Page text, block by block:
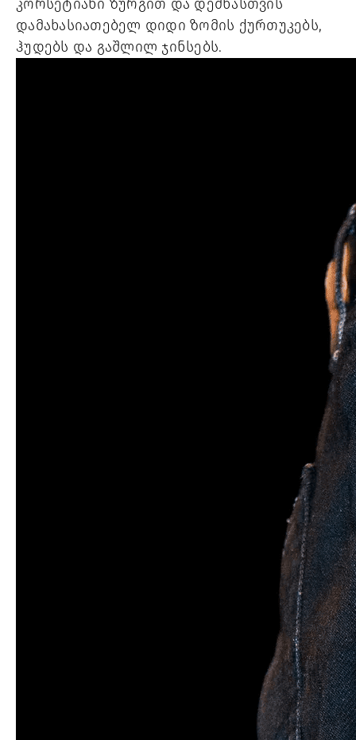
კორსეტიანი ზურგით და დემნასთვის
დამახასიათებელ დიდი ზომის ქურთუკებს,
ჰუდებს და გაშლილ ჯინსებს.